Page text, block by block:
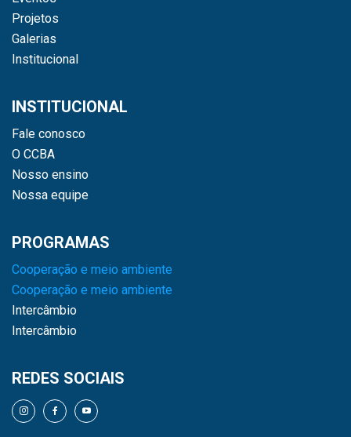
Projetos
Galerias
Institucional
INSTITUCIONAL
Fale conosco
O CCBA
Nosso ensino
Nossa equipe
PROGRAMAS
Cooperação e meio ambiente
Cooperação e meio ambiente
Intercâmbio
Intercâmbio
REDES SOCIAIS